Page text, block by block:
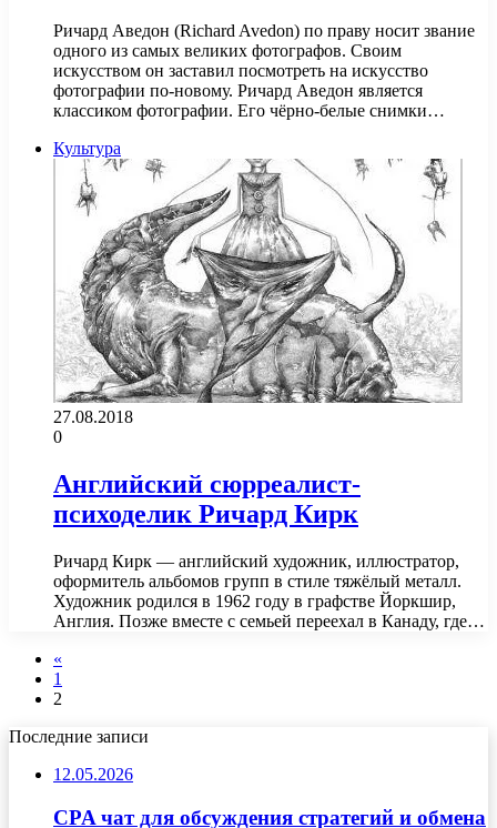
Ричард Аведон (Richard Avedon) по праву носит звание
одного из самых великих фотографов. Своим
искусством он заставил посмотреть на искусство
фотографии по-новому. Ричард Аведон является
классиком фотографии. Его чёрно-белые снимки…
Культура
27.08.2018
0
Английский сюрреалист-
психоделик Ричард Кирк
Ричард Кирк — английский художник, иллюстратор,
оформитель альбомов групп в стиле тяжёлый металл.
Художник родился в 1962 году в графстве Йоркшир,
Англия. Позже вместе с семьей переехал в Канаду, где…
«
1
2
Последние записи
12.05.2026
CPA чат для обсуждения стратегий и обмена